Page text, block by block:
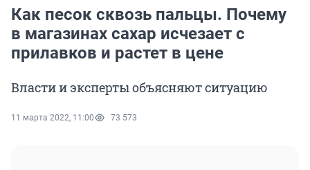
Как песок сквозь пальцы. Почему
в магазинах сахар исчезает с
прилавков и растет в цене
Власти и эксперты объясняют ситуацию
11 марта 2022, 11:00 73 573